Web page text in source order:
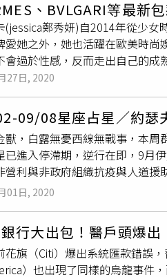
審時度勢。獅子在春節如遊歷太
間招兵買馬。投資運仍佳。感
女放下執著，運勢翻揚，在水
暮暮，部分處女則是相親有譜
利與最難得的人和，春節期間有
一絃一柱思華年。 天蠍座 前嫌
勞成疾，病如山倒。此外，農曆
手座 擇善固執心比金堅精誠所
書寫生命新番，將氣象一新。守
瑞雪一身快意春風得意，歌花
有進出，但忌諱顯擺或是一味
檣櫓煙滅成事在天，水瓶承繼1
受矚目，春節期間宜醞釀年後
機不可失。本月受火海相位加冕
力與回收成正比。消息面更勝基
www.facebook.com/
機緣能先身垂範，引領職場優良
衣帶漸寬終不悔，切忌執著快語
初用同理心四兩撥千斤，收一
解釋春風無限恨。 雙子座花開
不得不慎。此外，滿月前後雙子
冬兀自開。 巨蟹座千金散去還
，一時風光無限。財運整體昌旺
目光如炬，手到擒來，獅子事
壓，不妨安排芳療。偏財運波動
響，處女終於告別渾噩，本周
直覺判斷準確。正財扶搖，羨
已解，天秤職場志業游刃有餘，
豐旺，但娛樂開銷也高。感情
天蠍宜沉著以對，逢摩羯滿月加
榴花開處照宮闈。 射手座 何妨
終於突破盲點、打通關節，觀
、BVLGARI等最新
(jessica鄭秀妍)自2014年從少女
愛她之外，她也活躍在歐美時
會過於性感，反而走出自己的成
等品牌都經常與她合作，
底液全新升級版！鄭秀妍
元（圖／JESSICA IG、品
CELINE Nano Belt大象灰小牛皮
聯手推出Serpenti聯名限量
：https://
27日, 2020
09/08星座占星／約瑟
獸，白露無憂西線無戰事，本
已進入停滯期，逆行在即，9月
營利與非政府組織抗疫與人道
於界線疆域或是親子家庭等議
月前後，美歐央行與國際貨幣
但守護星加持，一呼百諾，引領
感情是卻話巴山夜雨時。 金牛
威，突破有望，職涯先苦後甘
01日, 2020
行大出包！醫戶頭爆
花旗（Citi）爆出系統匯款錯誤
）也出現了同樣的烏龍事件